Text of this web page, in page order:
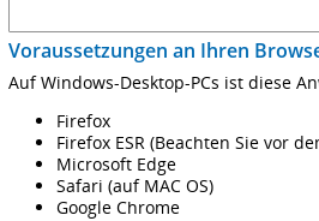
Voraussetzungen an Ihren
Auf Windows-Desktop-PCs ist diese
Firefox
Firefox ESR (Beachten Sie vor
Microsoft Edge
Safari (auf MAC OS)
Google Chrome